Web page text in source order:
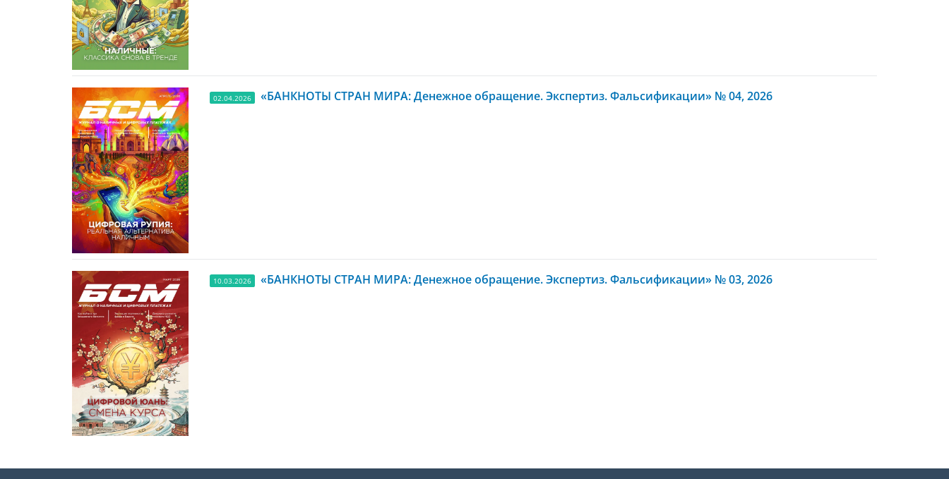
02.04.2026 «БАНКНОТЫ СТРАН МИРА: Денежное обращение. Экспертиз. Фальсификации» № 04, 2026
10.03.2026 «БАНКНОТЫ СТРАН МИРА: Денежное обращение. Экспертиз. Фальсификации» № 03, 2026